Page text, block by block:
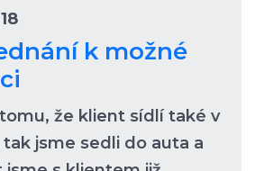
k možné
že klient sídlí také v
jsme sedli do auta a